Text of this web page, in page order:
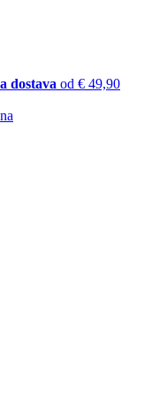
dostava od € 49,90